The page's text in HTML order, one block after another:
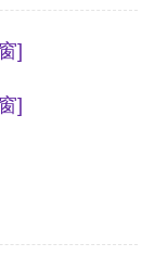
]
]